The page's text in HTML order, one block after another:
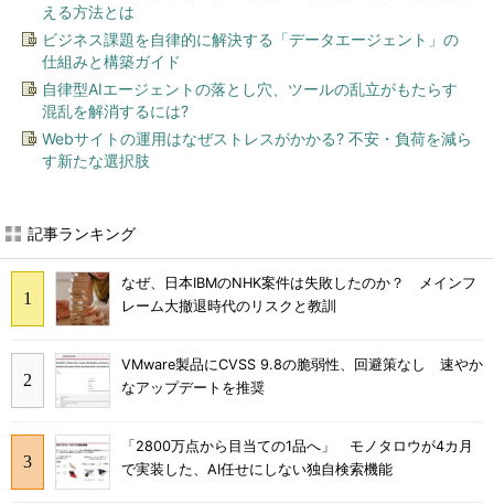
える方法とは
ビジネス課題を自律的に解決する「データエージェント」の
仕組みと構築ガイド
自律型AIエージェントの落とし穴、ツールの乱立がもたらす
混乱を解消するには?
Webサイトの運用はなぜストレスがかかる? 不安・負荷を減ら
す新たな選択肢
記事ランキング
なぜ、日本IBMのNHK案件は失敗したのか？ メインフ
レーム大撤退時代のリスクと教訓
VMware製品にCVSS 9.8の脆弱性、回避策なし 速やか
なアップデートを推奨
「2800万点から目当ての1品へ」 モノタロウが4カ月
で実装した、AI任せにしない独自検索機能